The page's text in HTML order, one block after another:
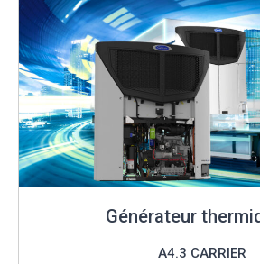
Générateur
A4.3 CARRIER